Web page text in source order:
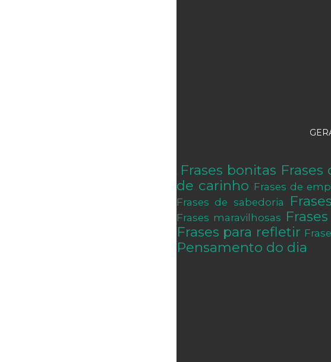
Frases bonitas Frases
de carinho Frases de
Frases de sabedoria
Frases maravilhosas
Frases para refletir
Pensamento do dia